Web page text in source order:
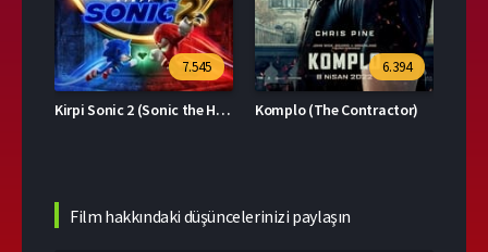
7.545
Kirpi Sonic 2 (Sonic the Hedgehog 2)
6.394
Komplo (The Contractor)
Film hakkındaki düşüncelerinizi paylaşın